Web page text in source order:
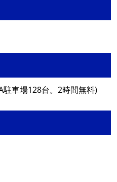
駐車場128台。2時間無料)